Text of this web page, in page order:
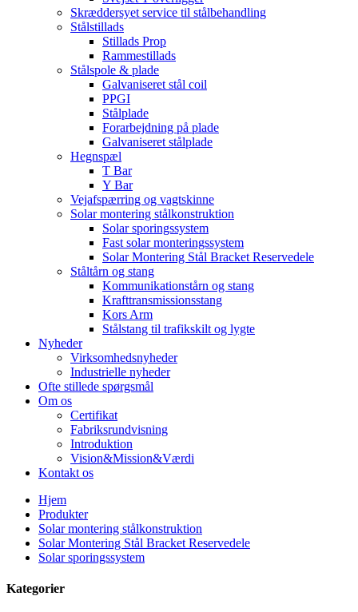
Skræddersyet service til stålbehandling
Stålstillads
Stillads Prop
Rammestillads
Stålspole & plade
Galvaniseret stål coil
PPGI
Stålplade
Forarbejdning på plade
Galvaniseret stålplade
Hegnspæl
T Bar
Y Bar
Vejafspærring og vagtskinne
Solar montering stålkonstruktion
Solar sporingssystem
Fast solar monteringssystem
Solar Montering Stål Bracket Reservedele
Ståltårn og stang
Kommunikationstårn og stang
Krafttransmissionsstang
Kors Arm
Stålstang til trafikskilt og lygte
Nyheder
Virksomhedsnyheder
Industrielle nyheder
Ofte stillede spørgsmål
Om os
Certifikat
Fabriksrundvisning
Introduktion
Vision&Mission&Værdi
Kontakt os
Hjem
Produkter
Solar montering stålkonstruktion
Solar Montering Stål Bracket Reservedele
Solar sporingssystem
Kategorier